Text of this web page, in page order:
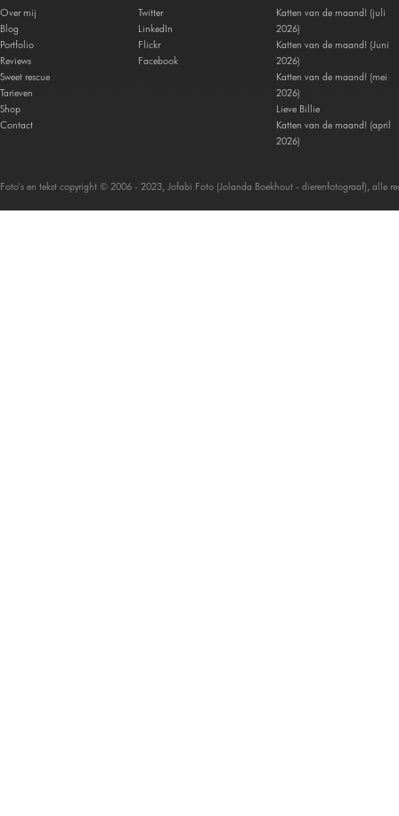
Over mij
Blog
Portfolio
Reviews
Sweet rescue
Tarieven
Shop
Contact
Twitter
LinkedIn
Flickr
Facebook
Katten van de maand! (juli
2026)
Katten van de maand! (Juni
2026)
Katten van de maand! (mei
2026)
Lieve Billie
Katten van de maand! (april
2026)
Foto's en tekst copyright © 2006 - 2023, Jofabi Foto (Jolanda Boekhout - dierenfotograaf), alle